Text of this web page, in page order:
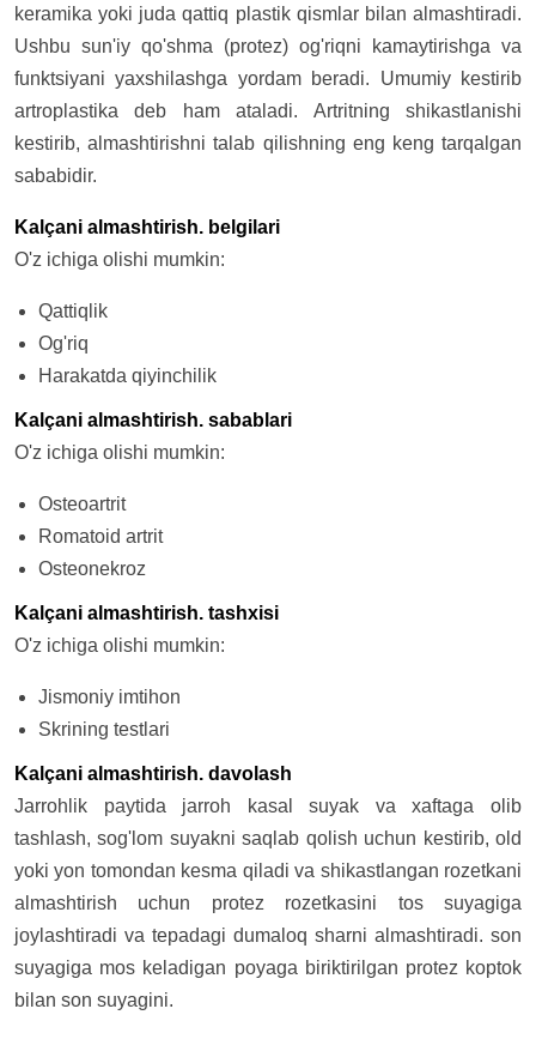
keramika yoki juda qattiq plastik qismlar bilan almashtiradi.
Ushbu sun'iy qo'shma (protez) og'riqni kamaytirishga va
funktsiyani yaxshilashga yordam beradi. Umumiy kestirib
artroplastika deb ham ataladi. Artritning shikastlanishi
kestirib, almashtirishni talab qilishning eng keng tarqalgan
sababidir.
Kalçani almashtirish. belgilari
O'z ichiga olishi mumkin:
Qattiqlik
Og'riq
Harakatda qiyinchilik
Kalçani almashtirish. sabablari
O'z ichiga olishi mumkin:
Osteoartrit
Romatoid artrit
Osteonekroz
Kalçani almashtirish. tashxisi
O'z ichiga olishi mumkin:
Jismoniy imtihon
Skrining testlari
Kalçani almashtirish. davolash
Jarrohlik paytida jarroh kasal suyak va xaftaga olib
tashlash, sog'lom suyakni saqlab qolish uchun kestirib, old
yoki yon tomondan kesma qiladi va shikastlangan rozetkani
almashtirish uchun protez rozetkasini tos suyagiga
joylashtiradi va tepadagi dumaloq sharni almashtiradi. son
suyagiga mos keladigan poyaga biriktirilgan protez koptok
bilan son suyagini.